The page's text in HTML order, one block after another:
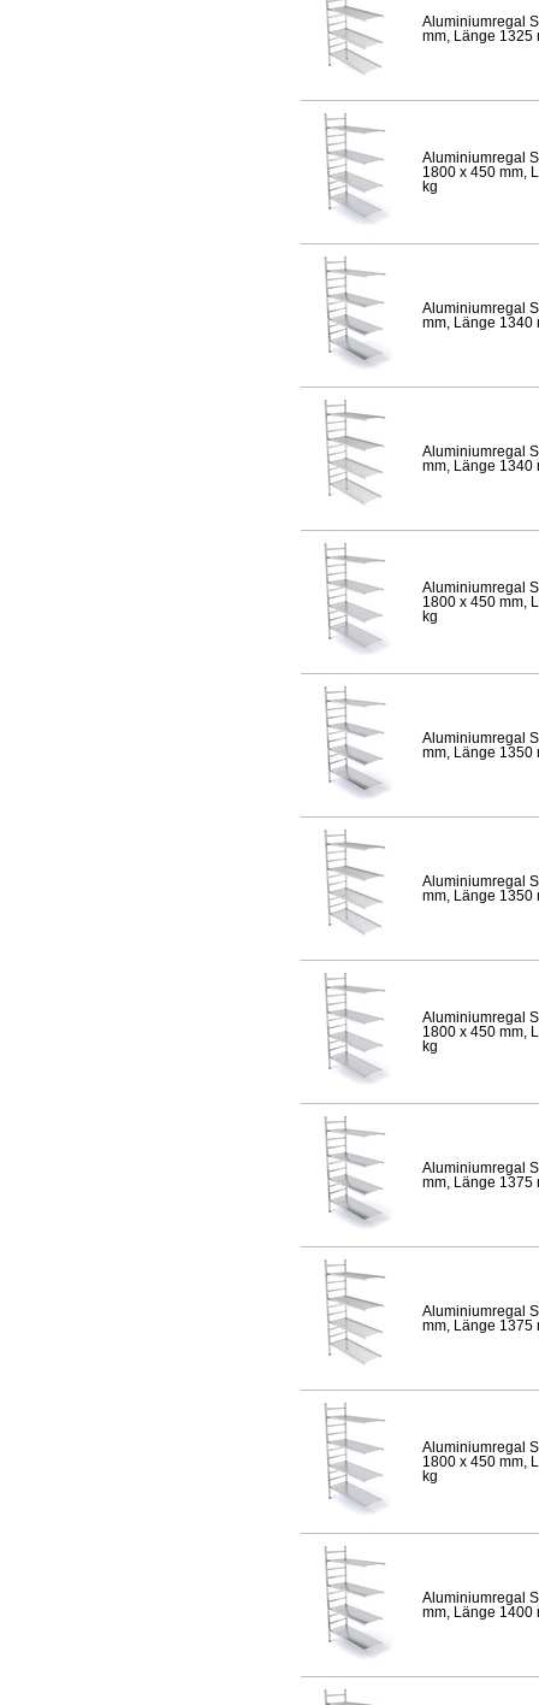
Aluminiumregal
mm, Länge 1325
Aluminiumregal
1800 x 450 mm,
kg
Aluminiumregal
mm, Länge 1340
Aluminiumregal
mm, Länge 1340
Aluminiumregal
1800 x 450 mm,
kg
Aluminiumregal
mm, Länge 1350
Aluminiumregal
mm, Länge 1350
Aluminiumregal
1800 x 450 mm,
kg
Aluminiumregal
mm, Länge 1375
Aluminiumregal
mm, Länge 1375
Aluminiumregal
1800 x 450 mm,
kg
Aluminiumregal
mm, Länge 1400